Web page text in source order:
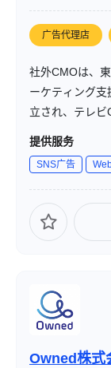
广告代理店
社外CMOは、
ーケティング
立され、テレビ
Web3.0時代を
す。特に、社員
る「社外CMO
しています。
提供服务
SNS广告
Owned株式